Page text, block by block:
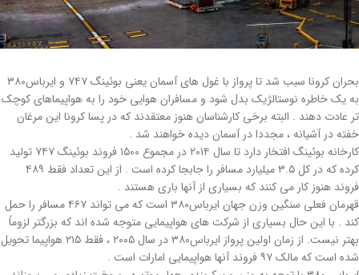
بحران کرونا سبب شد تا پرواز با غول های آسمان یعنی بوئینگ ۷۴۷ و ایرباس۳۸۰
به یک خاطره نوستالژیک بدل شود و مسافران هوایی خود را به هواپیماهای کوچک
تر عادت دهند . البته برخی کارشناسان هنوز معتقدند که در پسا کرونا این مرغان
خفته در آشیانه ، مجددا در آسمان دیده خواهند شد .
کارخانه بوئینگ افتخار دارد تا سال ۲۰۱۴ در مجموع ۱۵۰۰ فروند بوئینگ ۷۴۷ تولید
کرده که در کل ۳.۵ میلیارد مسافر را جابجا کرده است . از این تعداد فقط ۴۸۹
فروند هنوز کار می کنند که بسیاری از آنها باری هستند .
قهرمان فعلی سنگین وزن جهان ایرباس۳۸۰ است که می تواند ۴۶۷ مسافر را حمل
کند . با این حال بسیاری از شرکت های هواپیمایی متوجه شده اند که بزرگتر لزوماً
بهتر نیست. از زمان اولین پرواز ایرباس۳۸۰ در سال ۲۰۰۵ ، فقط ۲۱۵ هواپیما تحویل
شده است که مالک ۹۷ فروند آنها هواپیمایی امارات است .